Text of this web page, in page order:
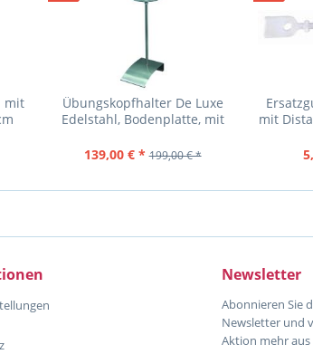
mit
Übungskopfhalter De Luxe
Edelstahl, Bodenplatte, mit
139,00 € * 199,00 € *
mit
Newsletter
Abonnieren Sie
Newsletter und
Aktion mehr